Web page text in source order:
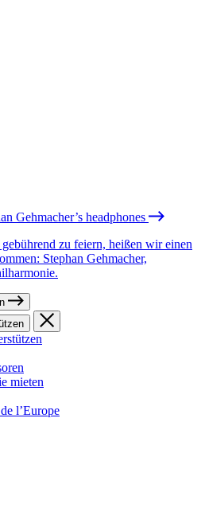
Gehmacher’s headphones
zu feiern, heißen wir einen
Stephan Gehmacher,
mieten
l’Europe